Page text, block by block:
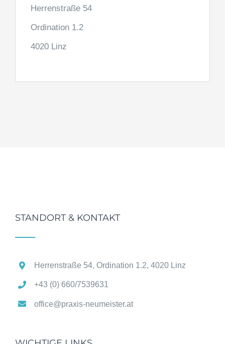
Herrenstraße 54
Ordination 1.2
4020 Linz
STANDORT & KONTAKT
Herrenstraße 54, Ordination 1.2, 4020 Linz
+43 (0) 660/7539631
office@praxis-neumeister.at